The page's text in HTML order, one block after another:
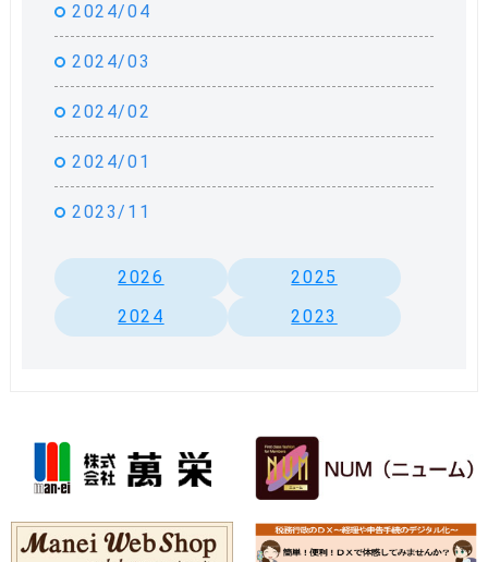
2024/04
2024/03
2024/02
2024/01
2023/11
2026
2025
2024
2023